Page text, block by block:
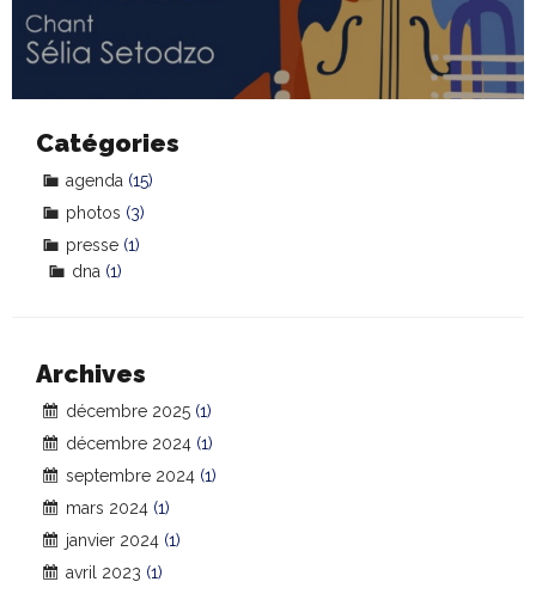
Catégories
agenda (15)
photos (3)
presse (1)
dna (1)
Archives
décembre 2025 (1)
décembre 2024 (1)
septembre 2024 (1)
mars 2024 (1)
janvier 2024 (1)
avril 2023 (1)